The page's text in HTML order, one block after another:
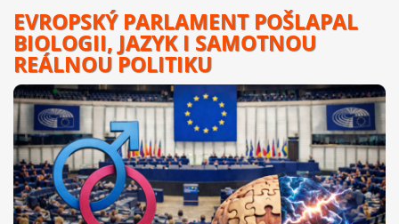
EVROPSKÝ PARLAMENT POŠLAPAL
BIOLOGII, JAZYK I SAMOTNOU
REÁLNOU POLITIKU